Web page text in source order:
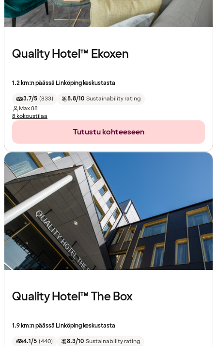
Quality Hotel™ Ekoxen
1.2 km:n päässä Linköping keskustasta
3.7/5 (833) 8.8/10 Sustainability rating
Max88
8 kokoustilaa
Tutustu kohteeseen
Quality Hotel™ The Box
1.9 km:n päässä Linköping keskustasta
4.1/5 (440) 8.3/10 Sustainability rating